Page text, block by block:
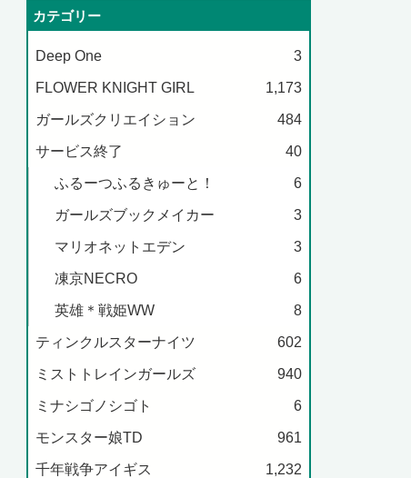
カテゴリー
Deep One 3
FLOWER KNIGHT GIRL 1,173
ガールズクリエイション 484
サービス終了 40
ふるーつふるきゅーと！ 6
ガールズブックメイカー 3
マリオネットエデン 3
凍京NECRO 6
英雄＊戦姫WW 8
ティンクルスターナイツ 602
ミストトレインガールズ 940
ミナシゴノシゴト 6
モンスター娘TD 961
千年戦争アイギス 1,232